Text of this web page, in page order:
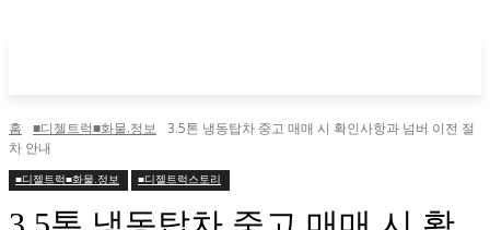
홈 ■디젤트럭■화물.정보
3.5톤 냉동탑차 중고 매매 시 확인사항과 넘버 이전 절
차 안내
■디젤트럭■화물.정보 ■디젤트럭스토리